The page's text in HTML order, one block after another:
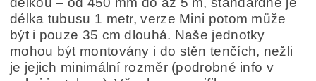
délka tubusu 1 metr, verze Mini potom může
být i pouze 35 cm dlouhá. Naše jednotky
mohou být montovány i do stěn tenčích, nežli
je jejich minimální rozměr (podrobné info v